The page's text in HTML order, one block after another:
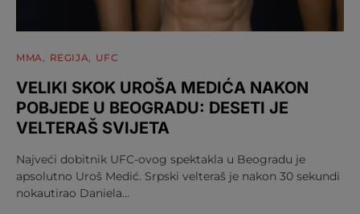
MMA REGIJA UFC
VELIKI SKOK UROŠA MEDIĆA NAKON
POBJEDE U BEOGRADU: DESETI JE
VELTERAŠ SVIJETA
Najveći dobitnik UFC-ovog spektakla u Beogradu je
apsolutno Uroš Medić. Srpski velteraš je nakon 30 sekundi
nokautirao Daniela…